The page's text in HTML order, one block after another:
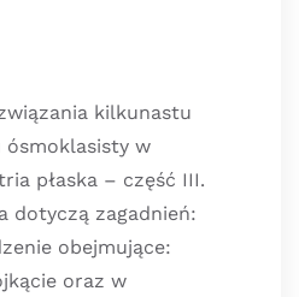
kilkunastu
ósmoklasisty w
płaska – część III.
dotyczą zagadnień:
obejmujące:
oraz w